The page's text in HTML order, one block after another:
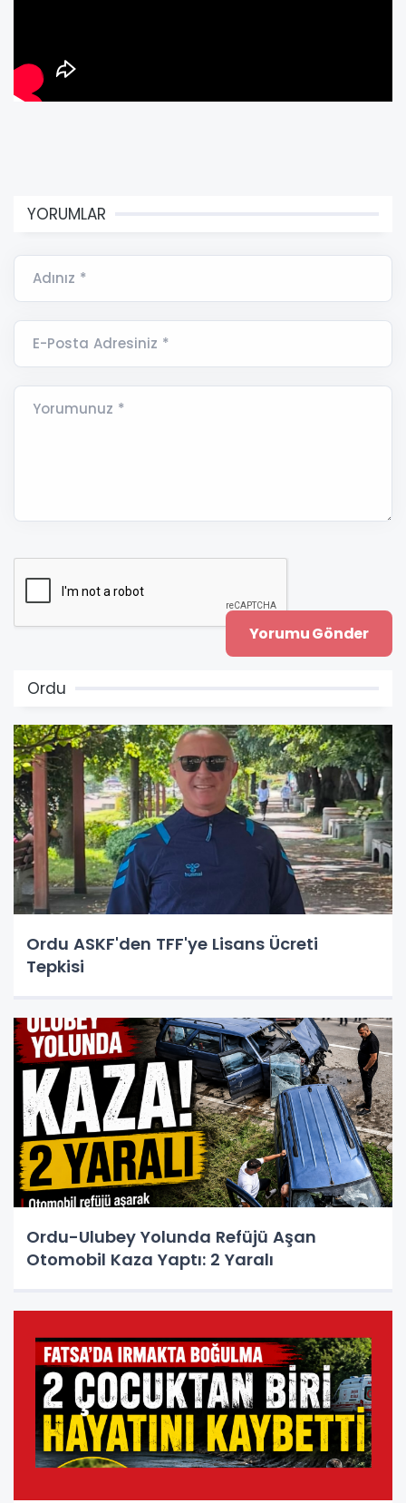
YORUMLAR
Adınız *
E-Posta Adresiniz *
Yorumunuz *
Ordu
Ordu ASKF'den TFF'ye Lisans Ücreti
Tepkisi
Ordu-Ulubey Yolunda Refüjü Aşan
Otomobil Kaza Yaptı: 2 Yaralı